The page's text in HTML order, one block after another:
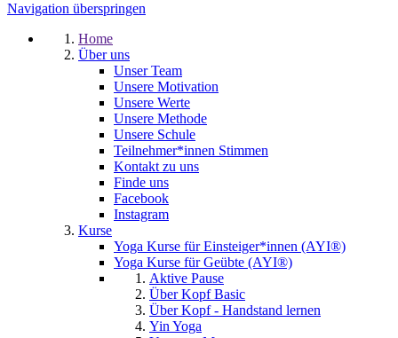
Navigation überspringen
Home
Über uns
Unser Team
Unsere Motivation
Unsere Werte
Unsere Methode
Unsere Schule
Teilnehmer*innen Stimmen
Kontakt zu uns
Finde uns
Facebook
Instagram
Kurse
Yoga Kurse für Einsteiger*innen (AYI®)
Yoga Kurse für Geübte (AYI®)
Aktive Pause
Über Kopf Basic
Über Kopf - Handstand lernen
Yin Yoga